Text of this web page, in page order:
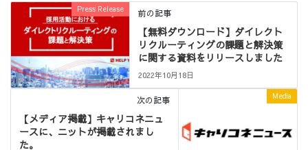
Press Release 前の記事
【無料ダウンロード】ダイレクト
リクルーティングの課題と解決策
に関する資料をリリースしました
2022年10月18日
Media
次の記事
【メディア掲載】キャリコネニュ
ースに、ニットが掲載されまし
た。